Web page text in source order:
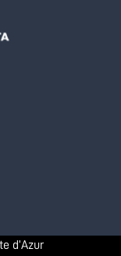
d’Azur